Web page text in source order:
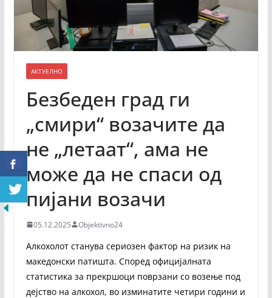
АКТУЕЛНО
Безбеден град ги
„смири“ возачите да
не „летаат“, ама не
може да не спаси од
пијани возачи
05.12.2025 Objektivno24
Алкохолот станува сериозен фактор на ризик на
македонски патишта. Според официјалната
статистика за прекршоци поврзани со возење под
дејство на алкохол, во изминатите четири години и